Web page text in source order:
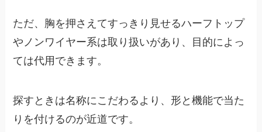
ただ、胸を押さえてすっきり見せるハーフトップ
やノンワイヤー系は取り扱いがあり、目的によっ
ては代用できます。
探すときは名称にこだわるより、形と機能で当た
りを付けるのが近道です。